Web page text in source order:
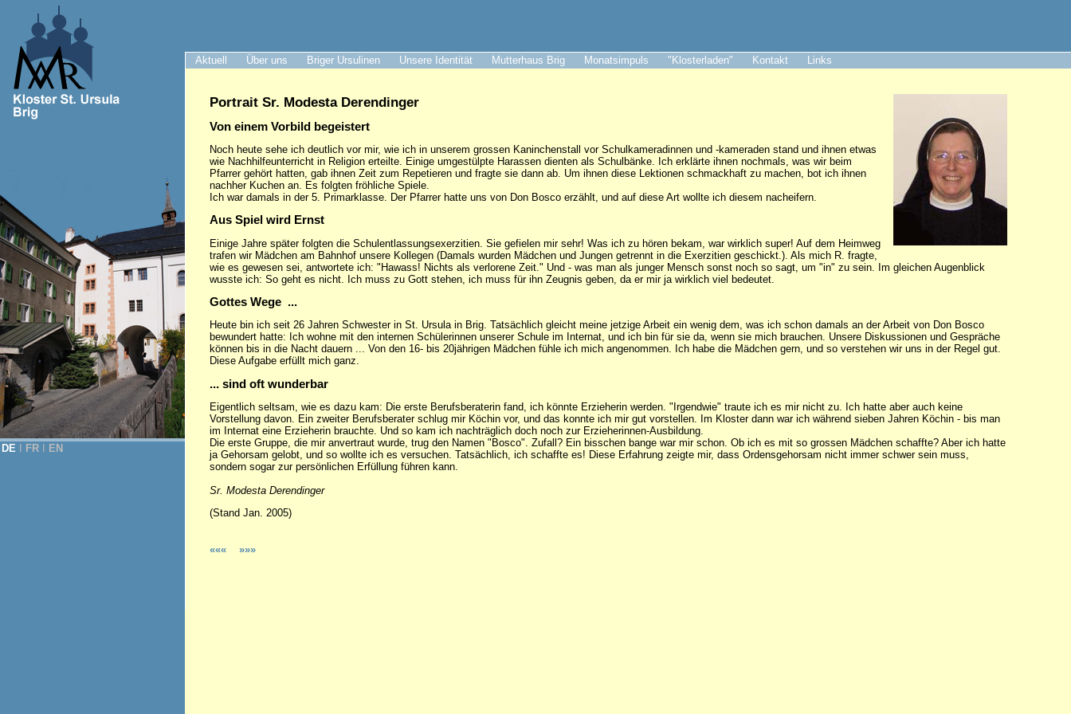
Aktuell Über uns Briger Ursulinen Unsere Identität Mutterhaus Brig Monatsimpuls "Klosterladen" Kontakt Links
DE FR EN
Portrait Sr. Modesta Derendinger
Von einem Vorbild begeistert
Noch heute sehe ich deutlich vor mir, wie ich in unserem grossen Kaninchenstall vor Schulkameradinnen und -kameraden stand und ihnen etwas
wie Nachhilfeunterricht in Religion erteilte. Einige umgestülpte Harassen dienten als Schulbänke. Ich erklärte ihnen nochmals, was wir beim
Pfarrer gehört hatten, gab ihnen Zeit zum Repetieren und fragte sie dann ab. Um ihnen diese Lektionen schmackhaft zu machen, bot ich ihnen
nachher Kuchen an. Es folgten fröhliche Spiele.
Ich war damals in der 5. Primarklasse. Der Pfarrer hatte uns von Don Bosco erzählt, und auf diese Art wollte ich diesem nacheifern.
Aus Spiel wird Ernst
Einige Jahre später folgten die Schulentlassungsexerzitien. Sie gefielen mir sehr! Was ich zu hören bekam, war wirklich super! Auf dem Heimweg
trafen wir Mädchen am Bahnhof unsere Kollegen (Damals wurden Mädchen und Jungen getrennt in die Exerzitien geschickt.). Als mich R. fragte,
wie es gewesen sei, antwortete ich: "Hawass! Nichts als verlorene Zeit." Und - was man als junger Mensch sonst noch so sagt, um "in" zu sein. Im gleichen Augenblick
wusste ich: So geht es nicht. Ich muss zu Gott stehen, ich muss für ihn Zeugnis geben, da er mir ja wirklich viel bedeutet.
Gottes Wege ...
Heute bin ich seit 26 Jahren Schwester in St. Ursula in Brig. Tatsächlich gleicht meine jetzige Arbeit ein wenig dem, was ich schon damals an der Arbeit von Don Bosco
bewundert hatte: Ich wohne mit den internen Schülerinnen unserer Schule im Internat, und ich bin für sie da, wenn sie mich brauchen. Unsere Diskussionen und Gespräche
können bis in die Nacht dauern ... Von den 16- bis 20jährigen Mädchen fühle ich mich angenommen. Ich habe die Mädchen gern, und so verstehen wir uns in der Regel gut.
Diese Aufgabe erfüllt mich ganz.
... sind oft wunderbar
Eigentlich seltsam, wie es dazu kam: Die erste Berufsberaterin fand, ich könnte Erzieherin werden. "Irgendwie" traute ich es mir nicht zu. Ich hatte aber auch keine
Vorstellung davon. Ein zweiter Berufsberater schlug mir Köchin vor, und das konnte ich mir gut vorstellen. Im Kloster dann war ich während sieben Jahren Köchin - bis man
im Internat eine Erzieherin brauchte. Und so kam ich nachträglich doch noch zur Erzieherinnen-Ausbildung.
Die erste Gruppe, die mir anvertraut wurde, trug den Namen "Bosco". Zufall? Ein bisschen bange war mir schon. Ob ich es mit so grossen Mädchen schaffte? Aber ich hatte
ja Gehorsam gelobt, und so wollte ich es versuchen. Tatsächlich, ich schaffte es! Diese Erfahrung zeigte mir, dass Ordensgehorsam nicht immer schwer sein muss,
sondern sogar zur persönlichen Erfüllung führen kann.
Sr. Modesta Derendinger
(Stand Jan. 2005)
««« »»»